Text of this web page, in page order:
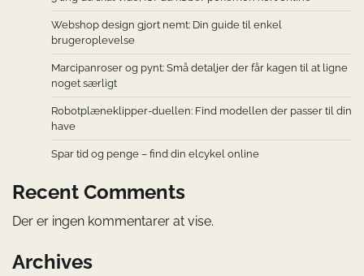
Webshop design gjort nemt: Din guide til enkel
brugeroplevelse
Marcipanroser og pynt: Små detaljer der får kagen til at ligne
noget særligt
Robotplæneklipper-duellen: Find modellen der passer til din
have
Spar tid og penge – find din elcykel online
Recent Comments
Der er ingen kommentarer at vise.
Archives